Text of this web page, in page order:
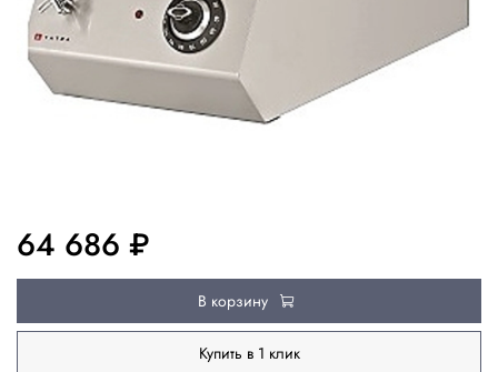
64 686 ₽
В корзину
Купить в 1 клик